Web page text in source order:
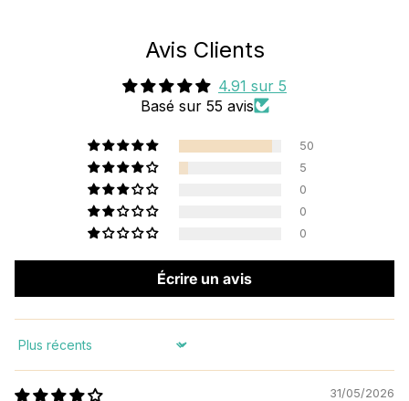
Avis Clients
4.91 sur 5
Basé sur 55 avis
50
5
0
0
0
Écrire un avis
Sort by
31/05/2026